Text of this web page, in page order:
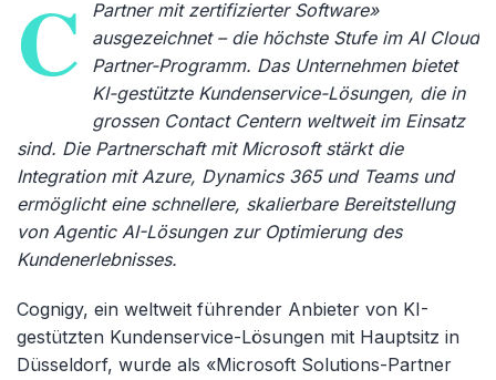
C
Partner mit zertifizierter Software»
ausgezeichnet – die höchste Stufe im AI Cloud
Partner-Programm. Das Unternehmen bietet
KI-gestützte Kundenservice-Lösungen, die in
grossen Contact Centern weltweit im Einsatz
sind. Die Partnerschaft mit Microsoft stärkt die
Integration mit Azure, Dynamics 365 und Teams und
ermöglicht eine schnellere, skalierbare Bereitstellung
von Agentic AI-Lösungen zur Optimierung des
Kundenerlebnisses.
Cognigy, ein weltweit führender Anbieter von KI-
gestützten Kundenservice-Lösungen mit Hauptsitz in
Düsseldorf, wurde als «Microsoft Solutions-Partner